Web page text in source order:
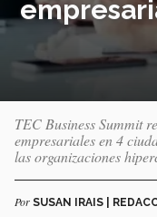
TEC Business Summit
empresariales en 4
las organizaciones
Por SUSAN IRAIS |